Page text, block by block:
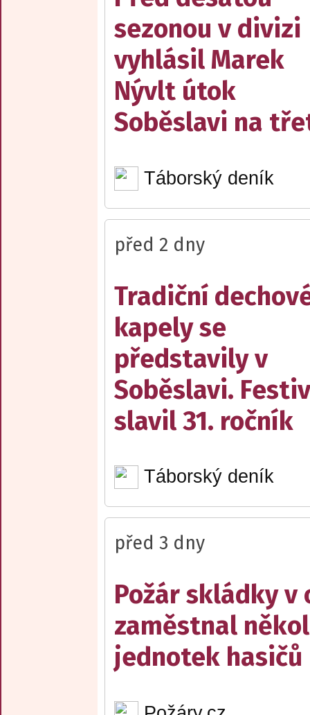
sezonou v divizi
vyhlásil Marek
Nývlt útok
Soběslavi na
Táborský deník
před 2 dny
Tradiční
kapely se
představily v
Soběslavi.
slavil 31. ročník
Táborský deník
před 3 dny
Požár skládky v
zaměstnal
jednotek hasičů